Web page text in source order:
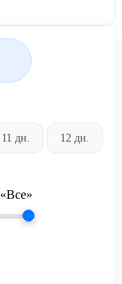
11 дн. 12 дн.